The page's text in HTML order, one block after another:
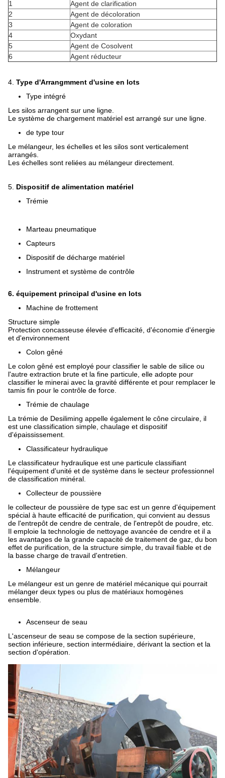
1
Agent de clarification
2
Agent de décoloration
3
Agent de coloration
4
Oxydant
5
Agent de Cosolvent
6
Agent réducteur
4. Type d'Arrangmment d'usine en lots
Type intégré
Les silos arrangent sur une ligne.
Le système de chargement matériel est arrangé sur une ligne.
de type tour
Le mélangeur, les échelles et les silos sont verticalement
arrangés.
Les échelles sont reliées au mélangeur directement.
5. Dispositif de alimentation matériel
Trémie
Marteau pneumatique
Capteurs
Dispositif de décharge matériel
Instrument et système de contrôle
6. équipement principal d'usine en lots
Machine de frottement
Structure simple
Protection concasseuse élevée d'efficacité, d'économie d'énergie
et d'environnement
Colon gêné
Le colon gêné est employé pour classifier le sable de silice ou
l'autre extraction brute et la fine particule, elle adopte pour
classifier le minerai avec la gravité différente et pour remplacer le
tamis fin pour le contrôle de force.
Trémie de chaulage
La trémie de Desiliming appelle également le cône circulaire, il
est une classification simple, chaulage et dispositif
d'épaississement.
Classificateur hydraulique
Le classificateur hydraulique est une particule classifiant
l'équipement d'unité et de système dans le secteur professionnel
de classification minéral.
Collecteur de poussière
le collecteur de poussière de type sac est un genre d'équipement
spécial à haute efficacité de purification, qui convient au dessus
de l'entrepôt de cendre de centrale, de l'entrepôt de poudre, etc.
Il emploie la technologie de nettoyage avancée de cendre et il a
les avantages de la grande capacité de traitement de gaz, du bon
effet de purification, de la structure simple, du travail fiable et de
la basse charge de travail d'entretien.
Mélangeur
Le mélangeur est un genre de matériel mécanique qui pourrait
mélanger deux types ou plus de matériaux homogènes
ensemble.
Ascenseur de seau
L'ascenseur de seau se compose de la section supérieure,
section inférieure, section intermédiaire, dérivant la section et la
section d'opération.